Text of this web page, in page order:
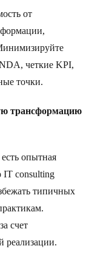
от
четкие KPI,
точки.
трансформацию
опытная
IT consulting
типичных
счет
реализации.